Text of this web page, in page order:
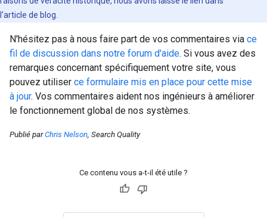
l'article de blog.
N'hésitez pas à nous faire part de vos commentaires via ce
fil de discussion dans notre forum d'aide. Si vous avez des
remarques concernant spécifiquement votre site, vous
pouvez utiliser ce formulaire mis en place pour cette mise
à jour. Vos commentaires aident nos ingénieurs à améliorer
le fonctionnement global de nos systèmes.
Publié parChris Nelson, Search Quality
Ce contenu vous a-t-il été utile ?